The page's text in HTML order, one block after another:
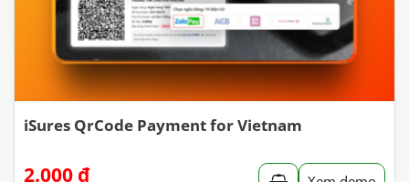
iSures QrCode Payment for Vietnam
2.000 ₫